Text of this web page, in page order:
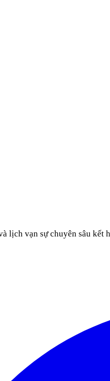
lịch vạn sự chuyên sâu kết